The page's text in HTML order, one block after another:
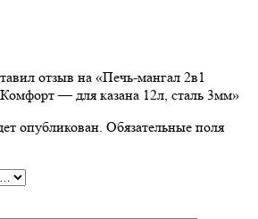
отзыв на «Печь-мангал 2в1
— для казана 12л, сталь 3мм»
опубликован. Обязательные поля